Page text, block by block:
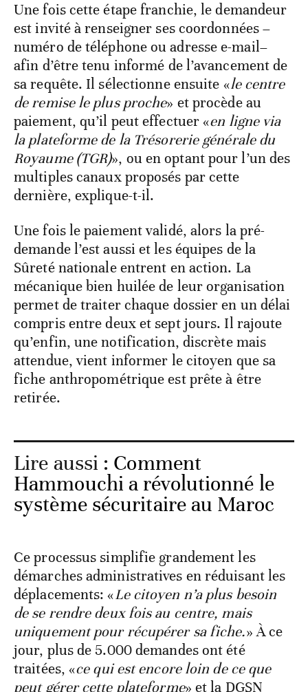
Une fois cette étape franchie, le demandeur
est invité à renseigner ses coordonnées –
numéro de téléphone ou adresse e-mail–
afin d’être tenu informé de l’avancement de
sa requête. Il sélectionne ensuite «le centre
de remise le plus proche» et procède au
paiement, qu’il peut effectuer «en ligne via
la plateforme de la Trésorerie générale du
Royaume (TGR)», ou en optant pour l’un des
multiples canaux proposés par cette
dernière, explique-t-il.
Une fois le paiement validé, alors la pré-
demande l’est aussi et les équipes de la
Sûreté nationale entrent en action. La
mécanique bien huilée de leur organisation
permet de traiter chaque dossier en un délai
compris entre deux et sept jours. Il rajoute
qu’enfin, une notification, discrète mais
attendue, vient informer le citoyen que sa
fiche anthropométrique est prête à être
retirée.
Lire aussi : Comment
Hammouchi a révolutionné le
système sécuritaire au Maroc
Ce processus simplifie grandement les
démarches administratives en réduisant les
déplacements: «Le citoyen n’a plus besoin
de se rendre deux fois au centre, mais
uniquement pour récupérer sa fiche.» À ce
jour, plus de 5.000 demandes ont été
traitées, «ce qui est encore loin de ce que
peut gérer cette plateforme» et la DGSN